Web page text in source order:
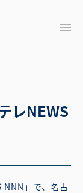
レNEWS
NNN」で、名古